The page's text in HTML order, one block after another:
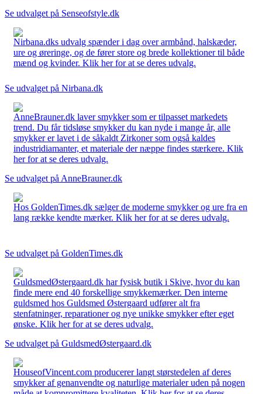
Se udvalget på Senseofstyle.dk
Nirbana.dks udvalg spænder i dag over armbånd, halskæder,
ure og øreringe, og de fører store og brede kollektioner til både
mænd og kvinder. Klik her for at se deres udvalg.
Se udvalget på Nirbana.dk
AnneBrauner.dk laver smykker som er tilpasset markedets
trend. Du får tidsløse smykker du kan nyde i mange år, alle
smykker er lavet i de såkaldt Zirkoner som også kaldes
industridiamanter, et materiale der næppe findes stærkere. Klik
her for at se deres udvalg.
Se udvalget på AnneBrauner.dk
Hos GoldenTimes.dk sælger de moderne smykker og ure fra en
lang række kendte mærker. Klik her for at se deres udvalg.
Se udvalget på GoldenTimes.dk
GuldsmedØstergaard.dk har fysisk butik i Skive, hvor du kan
finde mere end 40 forskellige smykkemærker. Den interne
guldsmed hos Guldsmed Østergaard udfører alt fra
stenfatninger, reparationer og nye unikke smykker efter eget
ønske. Klik her for at se deres udvalg.
Se udvalget på GuldsmedØstergaard.dk
HouseofVincent.com producerer langt størstedelen af deres
smykker af genanvendte og naturlige materialer uden på nogen